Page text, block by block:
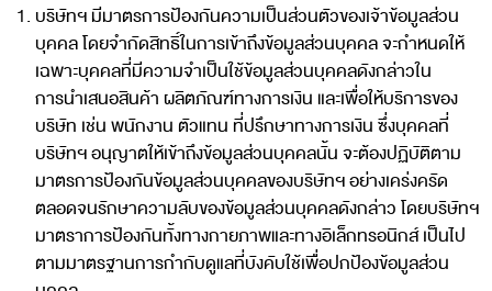
บริษัทฯ มีมาตรการป้องกันความเป็นส่วนตัวของเจ้าข้อมูลส่วน
บุคคล โดยจำกัดสิทธิ์ในการเข้าถึงข้อมูลส่วนบุคคล จะกำหนดให้
เฉพาะบุคคลที่มีความจำเป็นใช้ข้อมูลส่วนบุคคลดังกล่าวใน
การนำเสนอสินค้า ผลิตภัณฑ์ทางการเงิน และเพื่อให้บริการของ
บริษัท เช่น พนักงาน ตัวแทน ที่ปรึกษาทางการเงิน ซึ่งบุคคลที่
บริษัทฯ อนุญาตให้เข้าถึงข้อมูลส่วนบุคคลนั้น จะต้องปฏิบัติตาม
มาตรการป้องกันข้อมูลส่วนบุคคลของบริษัทฯ อย่างเคร่งครัด
ตลอดจนรักษาความลับของข้อมูลส่วนบุคคลดังกล่าว โดยบริษัทฯ
มาตราการป้องกันทั้งทางกายภาพและทางอิเล็กทรอนิกส์ เป็นไป
ตามมาตรฐานการกำกับดูแลที่บังคับใช้เพื่อปกป้องข้อมูลส่วน